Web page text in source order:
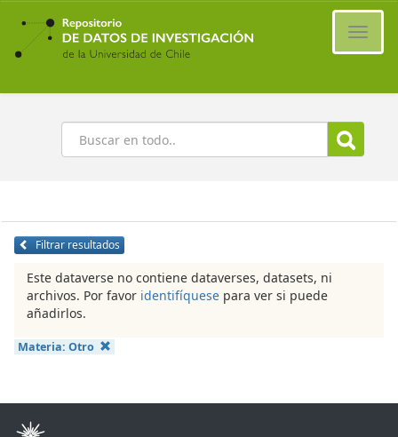
Ir
contenido
principal
Buscar
Filtrar resultados
Este dataverse no contiene dataverses, datasets, ni
archivos. Por favor identifíquese para ver si puede
añadirlos.
Materia: Otro